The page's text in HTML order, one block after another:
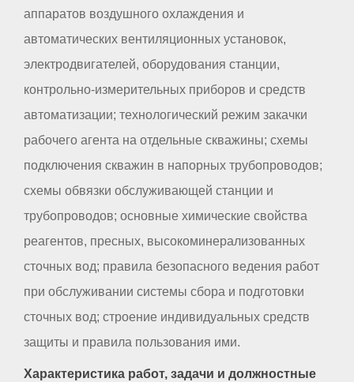
аппаратов воздушного охлаждения и
автоматических вентиляционных установок,
электродвигателей, оборудования станции,
контрольно-измерительных приборов и средств
автоматизации; технологический режим закачки
рабочего агента на отдельные скважины; схемы
подключения скважин в напорных трубопроводов;
схемы обвязки обслуживающей станции и
трубопроводов; основные химические свойства
реагентов, пресных, высокоминерализованных
сточных вод; правила безопасного ведения работ
при обслуживании системы сбора и подготовки
сточных вод; строение индивидуальных средств
защиты и правила пользования ими.
Характеристика работ, задачи и должностные